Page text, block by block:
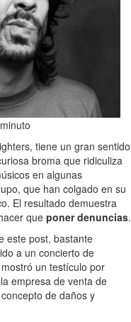
tiene un gran sentido
broma que ridiculiza
en algunas
que han colgado en su
El resultado demuestra
que poner denuncias.
este post, bastante
a un concierto de
un testículo por
empresa de venta de
de daños y